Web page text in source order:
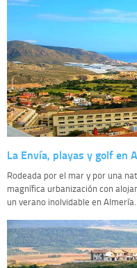
La Envía, playas y golf en
Rodeada por el mar y por una
magnífica urbanización con
un verano inolvidable en Almería...